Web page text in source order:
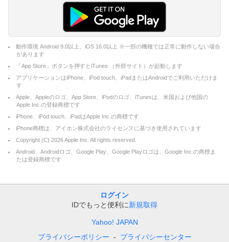
動作環境 Android 9.0以上、iOS 16.0以上 ※一部の機種では正常に動作しない場合
があります
「App Store」ボタンを押すとiTunes （外部サイト）が起動します
アプリケーションはiPhone、iPod touch、iPadまたはAndroidでご利用いただけま
す
Apple、Appleのロゴ、App Store、iPodのロゴ、iTunesは、米国および他国の
Apple Inc.の登録商標です
iPhone、iPod touch、iPadはApple Inc.の商標です
iPhone商標は、アイホン株式会社のライセンスに基づき使用されています
Copyright (C) 2026Apple Inc. All rights reserved.
Android、Androidロゴ、Google Play、Google Playロゴは、Google Inc.の商標ま
たは登録商標です
ログイン
IDでもっと便利に新規取得
Yahoo! JAPAN
プライバシーポリシー
プライバシーセンター